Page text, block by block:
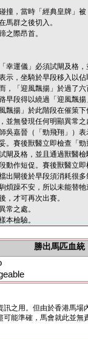
撞，當時「經典皇牌」
馬群之後切入。
之際昂首。
幸運儀」必須試閘及格
示，坐騎於早段移入以
，「迎風飄揚」於過了
早段得以繞過「迎風飄
飄揚」於此階段在催策
並無發現任何明顯異常之
吳嘉晉（「勁飛翔」）
。賽後獸醫立即檢查「
閘及格，並且通過獸醫
動作短促。賽後獸醫立
出閘後於早段須消耗很
煩躁不安，所以未能替
，才可再次出賽。
常之處。
本檢驗。
勝出馬匹血統
之用。但由於香港馬
能準確，馬會就此並